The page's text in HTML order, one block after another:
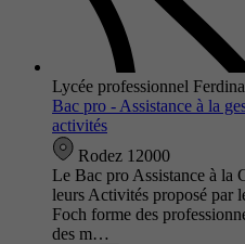
Lycée professionnel
Bac pro - Assistance à la
activités
Rodez 12000
Le Bac pro Assistance à la
leurs Activités proposé par
Foch forme des
des m…